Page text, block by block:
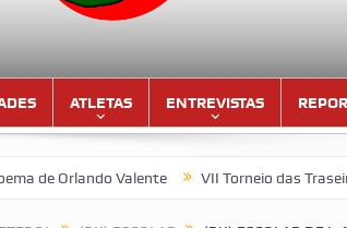
ATLETAS ENTREVISTAS
Valente VII Torneio das Traseiras –